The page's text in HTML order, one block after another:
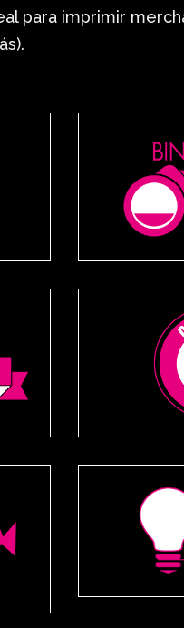
para imprimir